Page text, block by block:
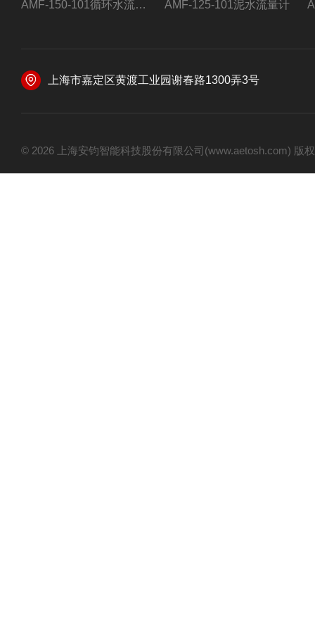
AMF-150-101循环水流量计,电磁流量计 AMF-125-101泥水流量计
上海市嘉定区黄渡工业园谢春路1300弄3号
© 2026 上海安钧智能科技股份有限公司(www.aetosh.com)